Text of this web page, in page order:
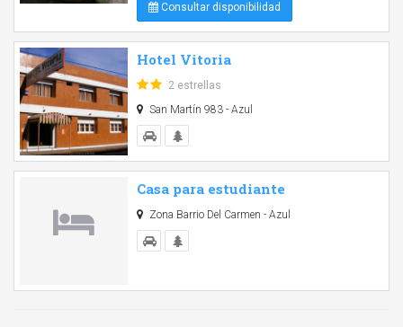
Consultar disponibilidad
Hotel Vitoria
2 estrellas
San Martín 983 - Azul
Casa para estudiante
Zona Barrio Del Carmen - Azul